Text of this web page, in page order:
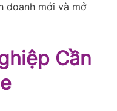
doanh mới và mở
Cần